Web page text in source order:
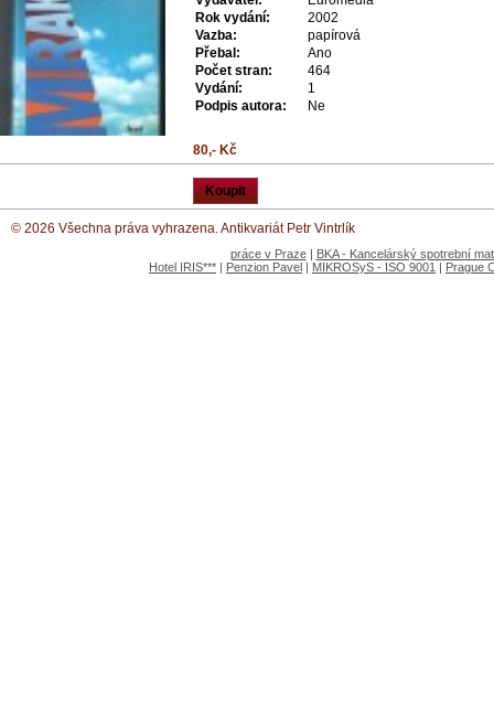
Rok vydání:
2002
Vazba:
papírová
Přebal:
Ano
Počet stran:
464
Vydání:
1
Podpis autora:
Ne
80,- Kč
Koupit
© 2026 Všechna práva vyhrazena. Antikvariát Petr Vintrlík
práce v Praze | BKA - Kancelárský spotrební
Hotel IRIS*** | Penzion Pavel | MIKROSyS - ISO 9001 | Prague